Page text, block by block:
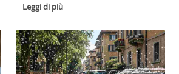
Leggi di più